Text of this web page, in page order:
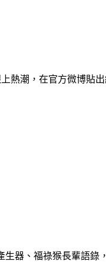
熱潮，在官方微博貼
器、福祿猴長輩語錄